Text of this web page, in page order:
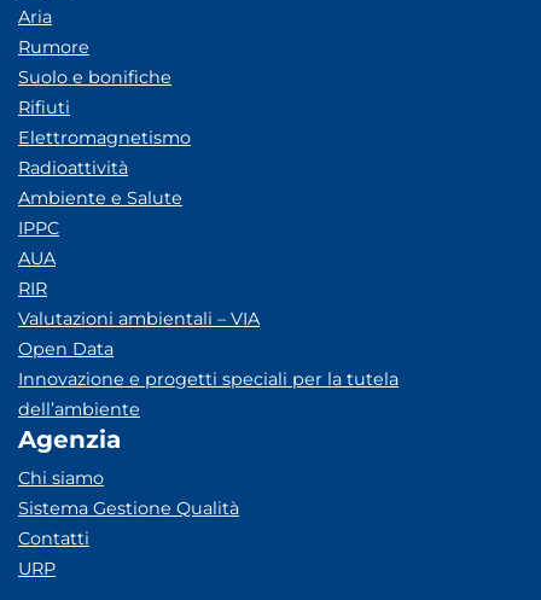
Aria
Rumore
Suolo e bonifiche
Rifiuti
Elettromagnetismo
Radioattività
Ambiente e Salute
IPPC
AUA
RIR
Valutazioni ambientali – VIA
Open Data
Innovazione e progetti speciali per la tutela
dell’ambiente
Agenzia
Chi siamo
Sistema Gestione Qualità
Contatti
URP